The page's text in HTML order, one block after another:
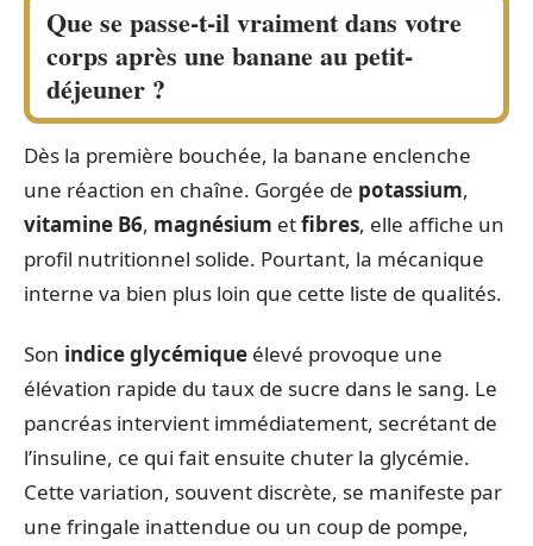
Que se passe-t-il vraiment dans votre
corps après une banane au petit-
déjeuner ?
Dès la première bouchée, la banane enclenche
une réaction en chaîne. Gorgée de potassium,
vitamine B6, magnésium etfibres, elle affiche un
profil nutritionnel solide. Pourtant, la mécanique
interne va bien plus loin que cette liste de qualités.
Son indice glycémique élevé provoque une
élévation rapide du taux de sucre dans le sang. Le
pancréas intervient immédiatement, secrétant de
l’insuline, ce qui fait ensuite chuter la glycémie.
Cette variation, souvent discrète, se manifeste par
une fringale inattendue ou un coup de pompe,